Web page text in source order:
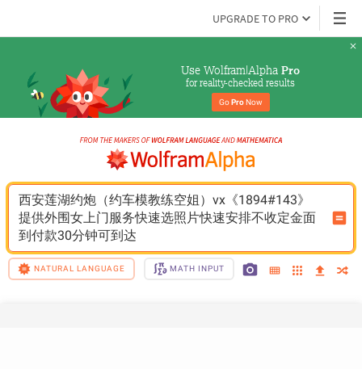
UPGRADE TO PRO
Use Wolfram|Alpha Pro
for reality-checked results
Go Pro Now
西安莲湖约炮（约车模教练空姐）vx《1894#143》
提供外围女上门服务快速选照片快速安排不收定金面
到付款30分钟可到达
NATURAL LANGUAGE MATH INPUT